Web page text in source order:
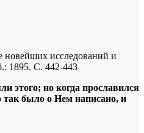
новейших исследований и
1895. С. 442-443
этого; но когда прославился
так было о Нем написано, и